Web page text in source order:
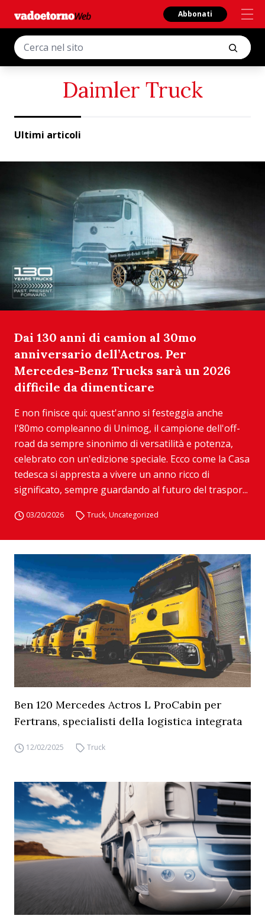
Abbonati
Daimler Truck
Ultimi articoli
Dai 130 anni di camion al 30mo
anniversario dell’Actros. Per
Mercedes-Benz Trucks sarà un 2026
difficile da dimenticare
E non finisce qui: quest'anno si festeggia anche
l'80mo compleanno di Unimog, il campione dell'off-
road da sempre sinonimo di versatilità e potenza,
celebrato con un'edizione speciale. Ecco come la Casa
tedesca si appresta a vivere un anno ricco di
significato, sempre guardando al futuro del traspor...
03/20/2026 Truck, Uncategorized
Ben 120 Mercedes Actros L ProCabin per
Fertrans, specialisti della logistica integrata
12/02/2025 Truck